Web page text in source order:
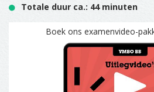
Totale duur ca.: 44 minuten
Boek ons examenvideo-